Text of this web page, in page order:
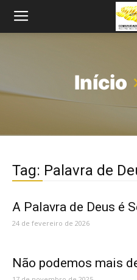
Início
Tag: Palavra de
A Palavra de Deus é
24 de fevereiro de 2026
Não podemos mais